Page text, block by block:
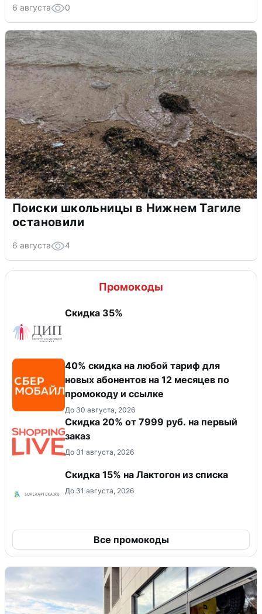
6 августа 0
Поиски школьницы в Нижнем Тагиле
остановили
6 августа 4
Промокоды
Скидка 35%
40% скидка на любой тариф для
новых абонентов на 12 месяцев по
промокоду и ссылке
До 30 августа, 2026
Скидка 20% от 7999 руб. на первый
заказ
До 31 августа, 2026
Скидка 15% на Лактогон из списка
До 31 августа, 2026
Все промокоды